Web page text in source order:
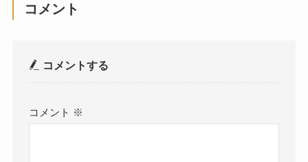
コメント
コメントする
コメント ※